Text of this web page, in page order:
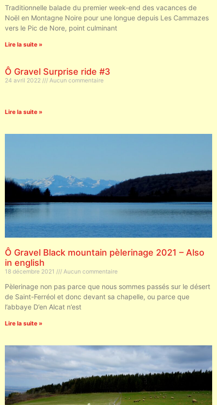
Traditionnelle balade du premier week-end des vacances de
Noël en Montagne Noire pour une longue depuis Les Cammazes
vers le Pic de Nore, point culminant
Lire la suite »
Ô Gravel Surprise ride #3
24 avril 2022 Aucun commentaire
Lire la suite »
Ô Gravel Black mountain pèlerinage 2021 – Also
in english
18 décembre 2021 Aucun commentaire
Pèlerinage non pas parce que nous sommes passés sur le désert
de Saint-Ferréol et donc devant sa chapelle, ou parce que
l’abbaye D’en Alcat n’est
Lire la suite »